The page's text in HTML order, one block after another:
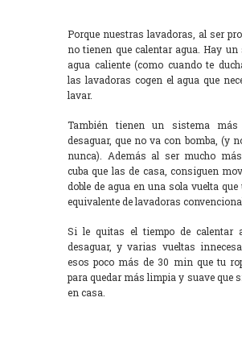
Porque nuestras lavadoras, al ser
no tienen que calentar agua. Hay un
agua caliente (como cuando te
las lavadoras cogen el agua que
lavar.
También tienen un sistema más
desaguar, que no va con bomba, (y
nunca). Además al ser mucho
cuba que las de casa, consiguen
doble de agua en una sola vuelta
equivalente de lavadoras
Si le quitas el tiempo de calentar
desaguar, y varias vueltas
esos poco más de 30 min que tu
para quedar más limpia y suave que
en casa.